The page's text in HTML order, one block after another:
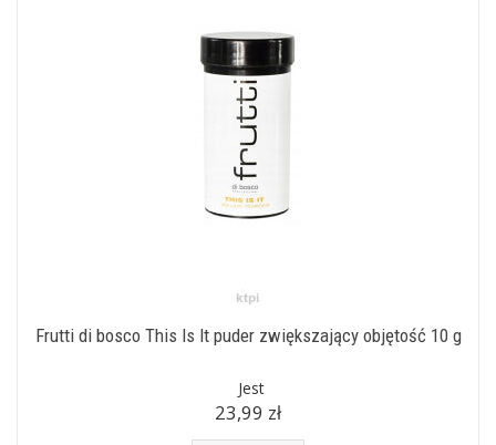
Frutti di bosco This Is It puder zwiększający objętość 10 g
Jest
23,99 zł